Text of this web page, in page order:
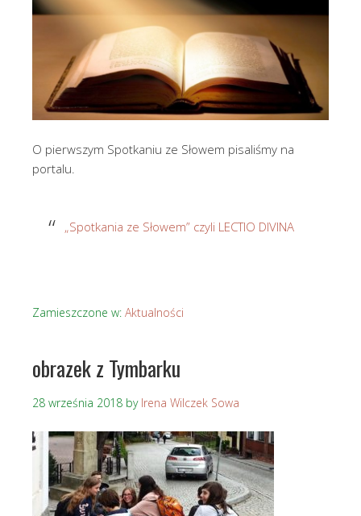
O pierwszym Spotkaniu ze Słowem pisaliśmy na
portalu.
„Spotkania ze Słowem” czyli LECTIO DIVINA
Zamieszczone w: Aktualności
obrazek z Tymbarku
28 września 2018 by Irena Wilczek Sowa